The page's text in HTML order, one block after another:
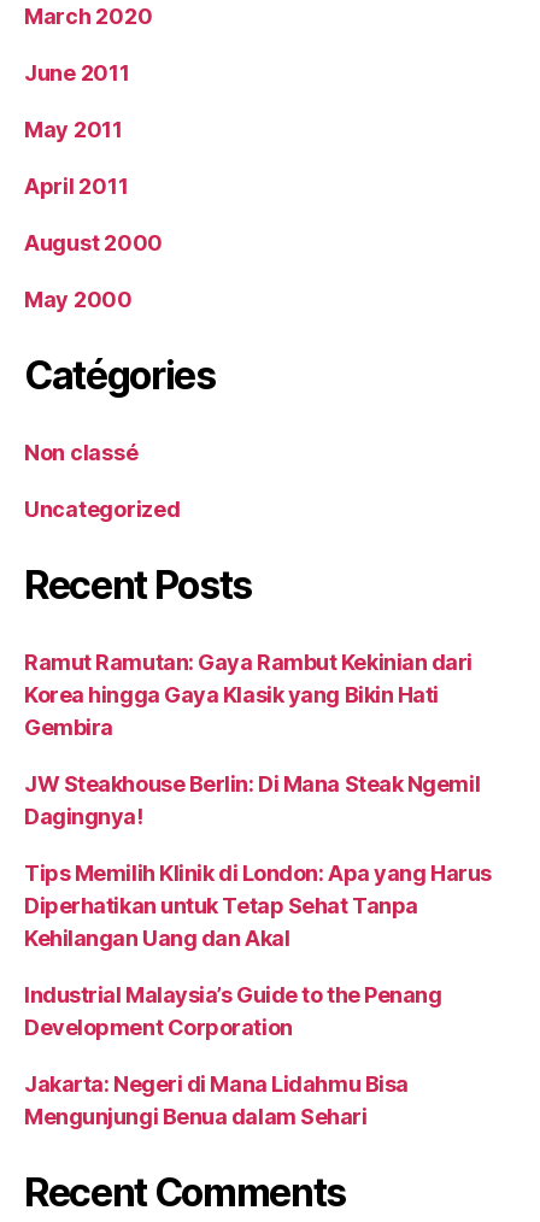
March 2020
June 2011
May 2011
April 2011
August 2000
May 2000
Catégories
Non classé
Uncategorized
Recent Posts
Ramut Ramutan: Gaya Rambut Kekinian dari
Korea hingga Gaya Klasik yang Bikin Hati
Gembira
JW Steakhouse Berlin: Di Mana Steak Ngemil
Dagingnya!
Tips Memilih Klinik di London: Apa yang Harus
Diperhatikan untuk Tetap Sehat Tanpa
Kehilangan Uang dan Akal
Industrial Malaysia’s Guide to the Penang
Development Corporation
Jakarta: Negeri di Mana Lidahmu Bisa
Mengunjungi Benua dalam Sehari
Recent Comments